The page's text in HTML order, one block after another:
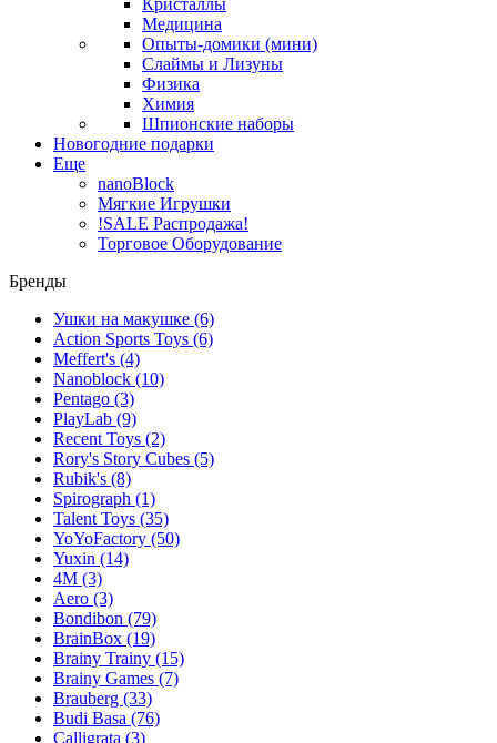
Кристаллы
Медицина
Опыты-домики (мини)
Слаймы и Лизуны
Физика
Химия
Шпионские наборы
Новогодние подарки
Еще
nanoBlock
Мягкие Игрушки
!SALE Распродажа!
Торговое Оборудование
Бренды
Ушки на макушке (6)
Action Sports Toys (6)
Meffert's (4)
Nanoblock (10)
Pentago (3)
PlayLab (9)
Recent Toys (2)
Rory's Story Cubes (5)
Rubik's (8)
Spirograph (1)
Talent Toys (35)
YoYoFactory (50)
Yuxin (14)
4M (3)
Aero (3)
Bondibon (79)
BrainBox (19)
Brainy Trainy (15)
Brainy Games (7)
Brauberg (33)
Budi Basa (76)
Calligrata (3)